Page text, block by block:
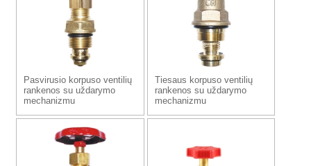
Pasvirusio korpuso ventilių
rankenos su uždarymo
mechanizmu
Tiesaus korpuso ventilių
rankenos su uždarymo
mechanizmu